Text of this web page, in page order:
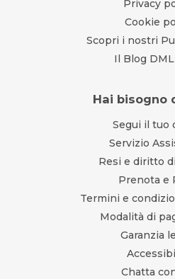
Privacy
Cookie
Scopri i nostri
Il Blog
Hai bisogno
Segui il tuo
Servizio
Resi e diritto
Prenota e
Termini e
Modalità di
Garanzia
Chatta